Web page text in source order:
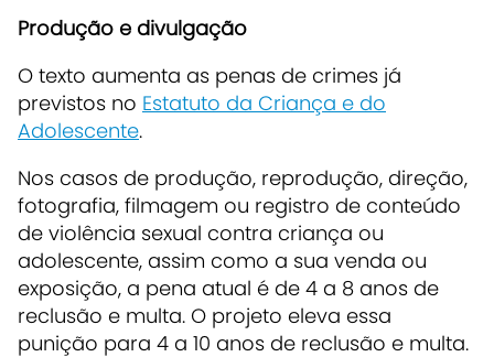
Produção e divulgação
O texto aumenta as penas de crimes já
previstos no Estatuto da Criança e do
Adolescente.
Nos casos de produção, reprodução, direção,
fotografia, filmagem ou registro de conteúdo
de violência sexual contra criança ou
adolescente, assim como a sua venda ou
exposição, a pena atual é de 4 a 8 anos de
reclusão e multa. O projeto eleva essa
punição para 4 a 10 anos de reclusão e multa.